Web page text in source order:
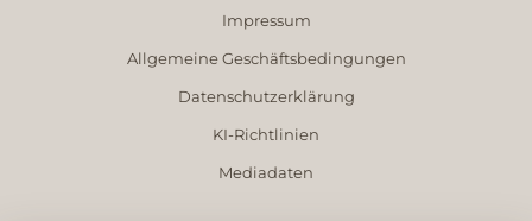
Impressum
Allgemeine Geschäftsbedingungen
Datenschutzerklärung
KI-Richtlinien
Mediadaten